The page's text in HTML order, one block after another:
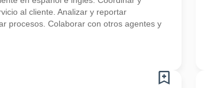
al cliente. Analizar y reportar
procesos. Colaborar con otros agentes y